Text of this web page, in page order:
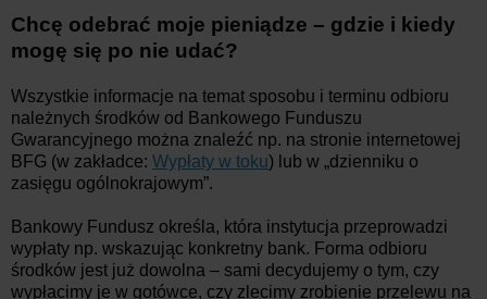
Chcę odebrać moje pieniądze – gdzie i kiedy
mogę się po nie udać?
Wszystkie informacje na temat sposobu i terminu odbioru
należnych środków od Bankowego Funduszu
Gwarancyjnego można znaleźć np. na stronie internetowej
BFG (w zakładce: Wypłaty w toku) lub w „dzienniku o
zasięgu ogólnokrajowym”.
Bankowy Fundusz określa, która instytucja przeprowadzi
wypłaty np. wskazując konkretny bank. Forma odbioru
środków jest już dowolna – sami decydujemy o tym, czy
wypłacimy je w gotówce, czy zlecimy zrobienie przelewu na